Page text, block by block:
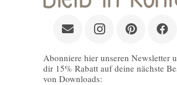
Abonniere hier unseren Newsletter
dir 15% Rabatt auf deine nächste
von Downloads: